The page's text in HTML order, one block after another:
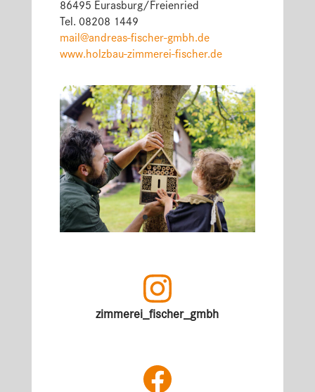
86495 Eurasburg/Freienried
Tel. 08208 1449
mail@andreas-fischer-gmbh.de
www.holzbau-zimmerei-fischer.de
zimmerei_fischer_gmbh